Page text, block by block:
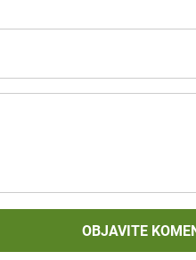
OBJAVITE